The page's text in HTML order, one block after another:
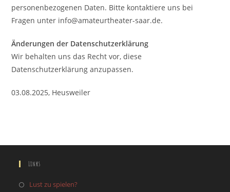
personenbezogenen Daten. Bitte kontaktiere uns bei
Fragen unter info@amateurtheater-saar.de.
Änderungen der Datenschutzerklärung
Wir behalten uns das Recht vor, diese
Datenschutzerklärung anzupassen.
03.08.2025, Heusweiler
Links
Lust zu spielen?